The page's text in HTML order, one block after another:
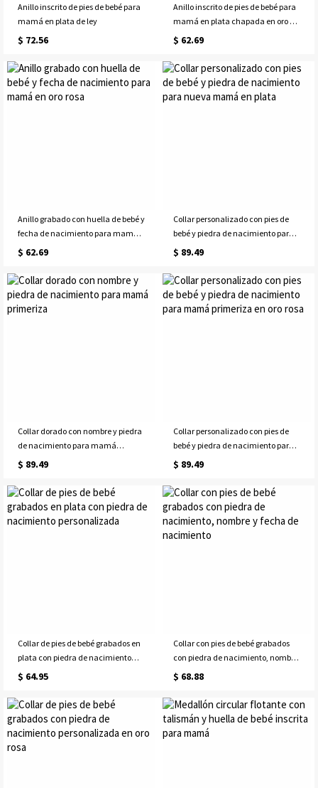
Anillo inscrito de pies de bebé para
mamá en plata de ley
$ 72.56
Anillo inscrito de pies de bebé para
mamá en plata chapada en oro de
18 quilates
$ 62.69
Anillo grabado con huella de bebé y
fecha de nacimiento para mamá
en oro rosa
$ 62.69
Collar personalizado con pies de
bebé y piedra de nacimiento para
nueva mamá en plata
$ 89.49
Collar dorado con nombre y piedra
de nacimiento para mamá
primeriza
$ 89.49
Collar personalizado con pies de
bebé y piedra de nacimiento para
mamá primeriza en oro rosa
$ 89.49
Collar de pies de bebé grabados en
plata con piedra de nacimiento
personalizada
$ 64.95
Collar con pies de bebé grabados
con piedra de nacimiento, nombre
y fecha de nacimiento
$ 68.88